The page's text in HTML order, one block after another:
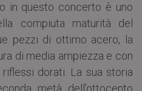
in questo concerto è uno
compiuta maturità del
pezzi di ottimo acero, la
di media ampiezza e con
dorati. La sua storia
metà dell’ottocento